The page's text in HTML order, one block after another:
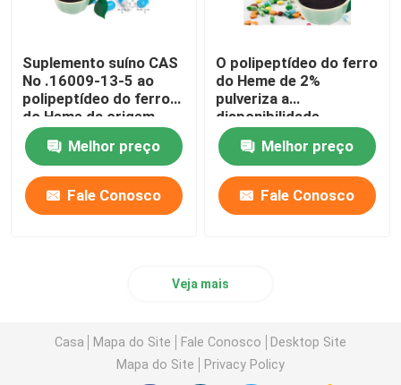
Suplemento suíno CAS
No .16009-13-5 ao
polipeptídeo do ferro
do Heme da origem
Melhor preço
Fale Conosco
O polipeptídeo do ferro
do Heme de 2%
pulveriza a
disponibilidade
biológica alta nenhum
esforço oxidativo
Melhor preço
Fale Conosco
Veja mais
Casa Mapa do Site Fale Conosco
Desktop Site
Mapa do Site
Privacy Policy